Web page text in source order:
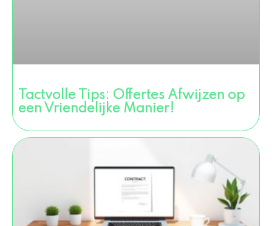
Tactvolle Tips: Offertes Afwijzen op
een Vriendelijke Manier!